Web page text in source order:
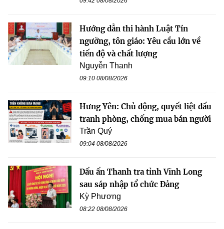
Hướng dẫn thi hành Luật Tín
ngưỡng, tôn giáo: Yêu cầu lớn về
tiến độ và chất lượng
Nguyễn Thanh
09:10 08/08/2026
Hưng Yên: Chủ động, quyết liệt đấu
tranh phòng, chống mua bán người
Trần Quý
09:04 08/08/2026
Dấu ấn Thanh tra tỉnh Vĩnh Long
sau sáp nhập tổ chức Đảng
Kỳ Phương
08:22 08/08/2026